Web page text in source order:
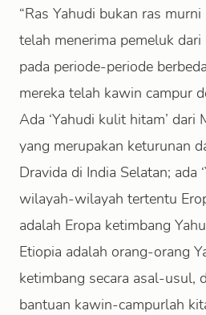
“Ras Yahudi bukan ras
telah menerima pemeluk dari
pada periode-periode
mereka telah kawin campur
Ada ‘Yahudi kulit hitam’ dari
yang merupakan keturunan
Dravida di India Selatan; ada
wilayah-wilayah tertentu
adalah Eropa ketimbang
Etiopia adalah orang-orang
ketimbang secara asal-usul,
bantuan kawin-campurlah